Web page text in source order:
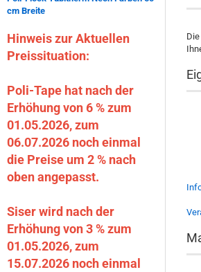
cm Breite
Hinweis zur Aktuellen
Preissituation:
Poli-Tape hat nach der
Erhöhung von 6 % zum
01.05.2026, zum
06.07.2026 noch einmal
die Preise um 2 % nach
oben angepasst.
Siser wird nach der
Erhöhung von 3 % zum
01.05.2026, zum
15.07.2026 noch einmal